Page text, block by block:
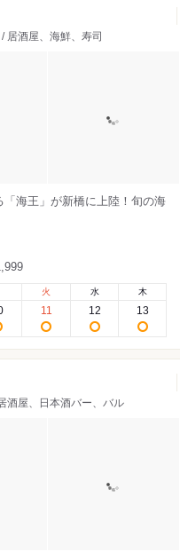
/ 居酒屋、海鮮、寿司
「海王」が新橋に上陸！旬の海
火
11
水
12
木
13
酒屋、日本酒バー、バル